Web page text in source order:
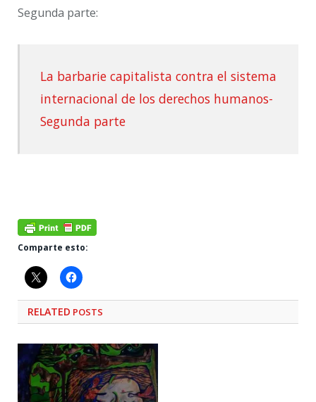
Segunda parte:
La barbarie capitalista contra el sistema
internacional de los derechos humanos-
Segunda parte
Comparte esto:
RELATED POSTS